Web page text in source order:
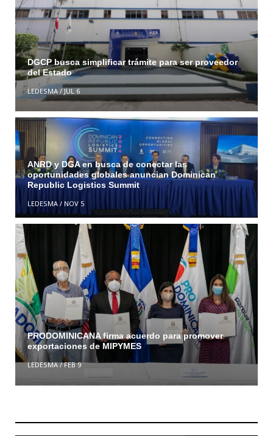
DGCP busca simplificar trámite para ser proveedor
del Estado
LEDESMA/JUL 6
ANRD y DGA en busca de conectar las
oportunidades globales anuncian Dominican
Republic Logistics Summit
LEDESMA/ NOV 5
PRODOMINICANA firma acuerdo para promover
exportaciones de MIPYMES
LEDESMA/FEB 9